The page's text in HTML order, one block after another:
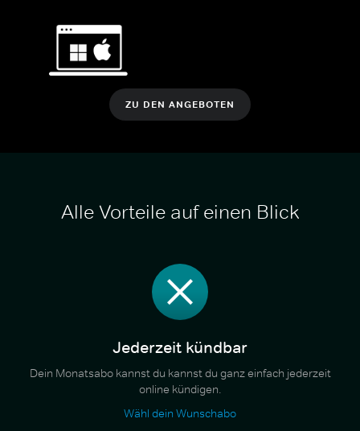
ZU DEN ANGEBOTEN
Alle Vorteile auf einen Blick
Jederzeit kündbar
Dein Monatsabo kannst du kannst du ganz einfach jederzeit
online kündigen.
Wähl dein Wunschabo